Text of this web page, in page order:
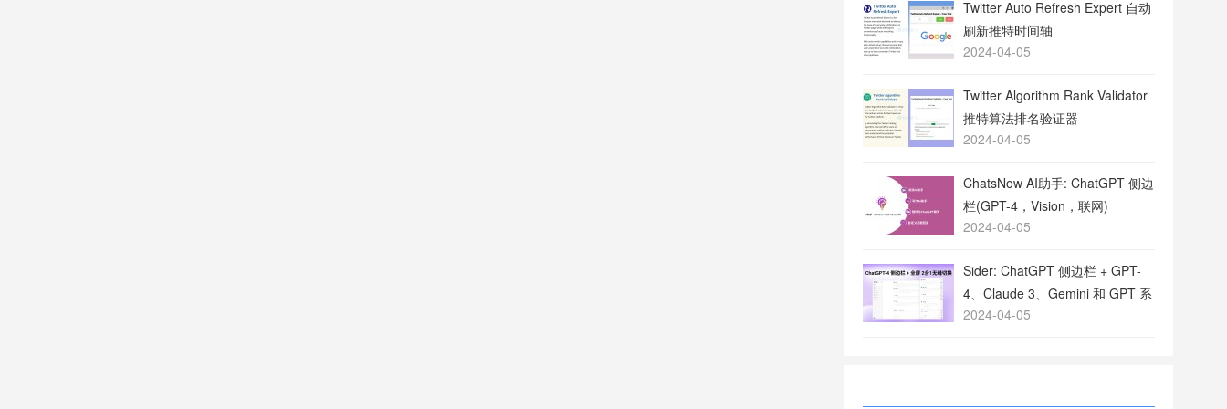
Twitter Auto Refresh Expert 自动
刷新推特时间轴
2024-04-05
Twitter Algorithm Rank Validator
推特算法排名验证器
2024-04-05
ChatsNow AI助手: ChatGPT 侧边
栏(GPT-4，Vision，联网)
2024-04-05
Sider: ChatGPT 侧边栏 + GPT-
4、Claude 3、Gemini 和 GPT 系
列
2024-04-05